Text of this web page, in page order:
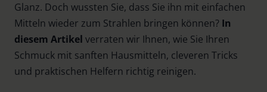
Glanz. Doch wussten Sie, dass Sie ihn mit einfachen
Mitteln wieder zum Strahlen bringen können? In
diesem Artikel verraten wir Ihnen, wie Sie Ihren
Schmuck mit sanften Hausmitteln, cleveren Tricks
und praktischen Helfern richtig reinigen.